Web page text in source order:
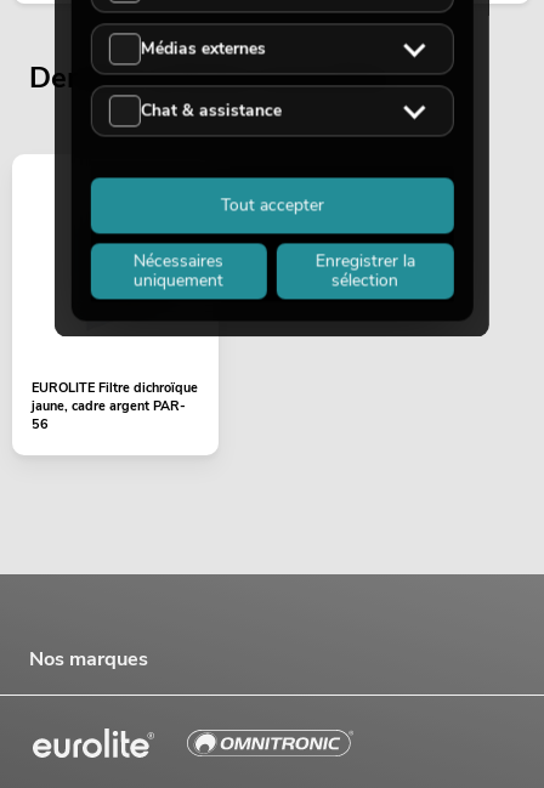
Derniers articles consultés
EUROLITE Filtre dichroïque
jaune, cadre argent PAR-
56
Nos marques
Médias externes
Chat & assistance
Nécessaires
uniquement
Enregistrer la
sélection
Tout accepter